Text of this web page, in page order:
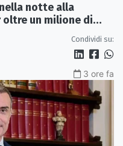
notte alla
oltre un milione di
Condividi su:
3 ore fa